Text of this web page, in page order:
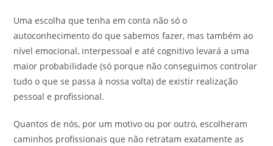
Uma escolha que tenha em conta não só o
autoconhecimento do que sabemos fazer, mas também ao
nível emocional, interpessoal e até cognitivo levará a uma
maior probabilidade (só porque não conseguimos controlar
tudo o que se passa à nossa volta) de existir realização
pessoal e profissional.
Quantos de nós, por um motivo ou por outro, escolheram
caminhos profissionais que não retratam exatamente as